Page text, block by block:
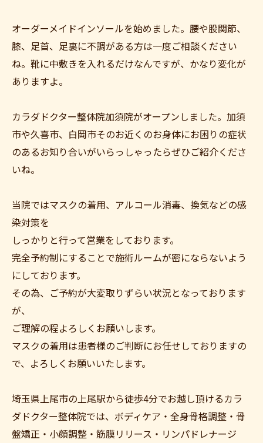
オーダーメイドインソールを始めました。腰や股関節、
膝、足首、足裏に不調がある方は一度ご相談ください
ね。靴に中敷きを入れるだけなんですが、かなり変化が
ありますよ。
カラダドクター整体院加須院がオープンしました。加須
市や久喜市、白岡市そのお近くのお身体にお困りの症状
のあるお知り合いがいらっしゃったらぜひご紹介くださ
いね。
当院ではマスクの着用、アルコール消毒、換気などの感
染対策を
しっかりと行って営業をしております。
完全予約制にすることで施術ルームが密にならないよう
にしております。
その為、ご予約が大変取りずらい状況となっております
が、
ご理解の程よろしくお願いします。
マスクの着用は患者様のご判断にお任せしておりますの
で、よろしくお願いいたします。
埼玉県上尾市の上尾駅から徒歩4分でお越し頂けるカラ
ダドクター整体院では、ボディケア・全身骨格調整・骨
盤矯正・小顔調整・筋膜リリース・リンパドレナージ